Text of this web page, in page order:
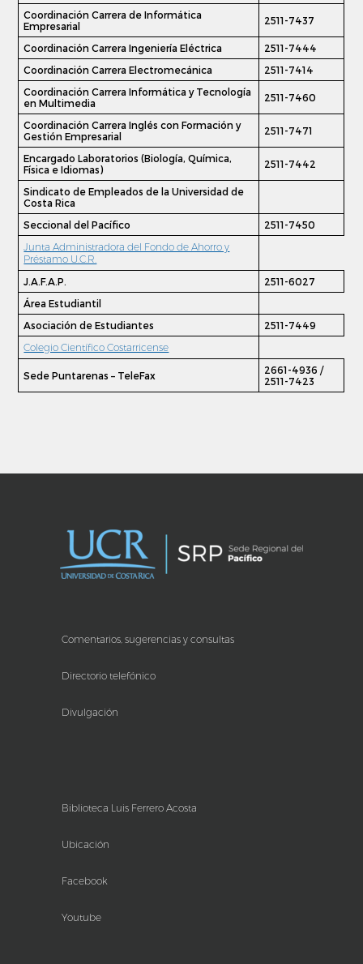
Coordinación Carrera de Informática
Empresarial
2511-7437
Coordinación Carrera Ingeniería Eléctrica
2511-7444
Coordinación Carrera Electromecánica
2511-7414
Coordinación Carrera Informática y Tecnología
en Multimedia
2511-7460
Coordinación Carrera Inglés con Formación y
Gestión Empresarial
2511-7471
Encargado Laboratorios (Biología, Química,
Física e Idiomas)
2511-7442
Sindicato de Empleados de la Universidad de
Costa Rica
Seccional del Pacífico
2511-7450
Junta Administradora del Fondo de Ahorro y
Préstamo U.C.R.
J.A.F.A.P.
2511-6027
Área Estudiantil
Asociación de Estudiantes
2511-7449
Colegio Científico Costarricense
Sede Puntarenas – TeleFax
2661-4936 /
2511-7423
Comentarios, sugerencias y consultas
Directorio telefónico
Divulgación
Biblioteca Luis Ferrero Acosta
Ubicación
Facebook
Youtube